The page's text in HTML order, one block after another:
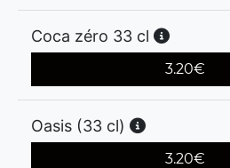
Coca zéro 33 cl
3.20€
Oasis (33 cl)
3.20€